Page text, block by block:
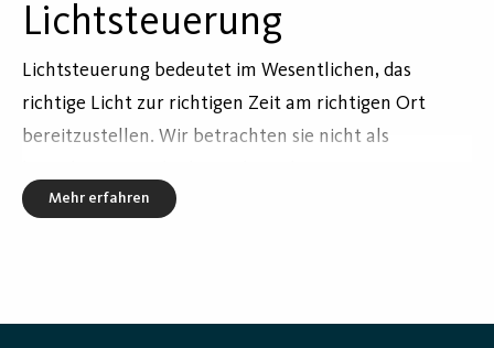
Lichtsteuerung
Lichtsteuerung bedeutet im Wesentlichen, das
richtige Licht zur richtigen Zeit am richtigen Ort
bereitzustellen. Wir betrachten sie nicht als
energiesparendes Werkzeug, das die Atmosphäre in
Mehr erfahren